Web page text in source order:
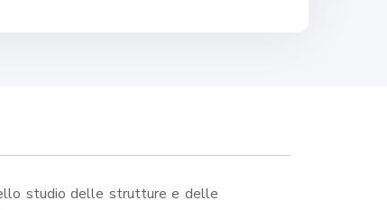
studio delle strutture e delle